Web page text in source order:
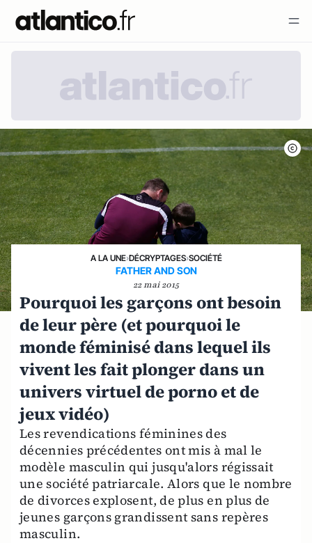
A LA UNE›DÉCRYPTAGES›SOCIÉTÉ
FATHER AND SON
22 mai 2015
Pourquoi les garçons ont besoin
de leur père (et pourquoi le
monde féminisé dans lequel ils
vivent les fait plonger dans un
univers virtuel de porno et de
jeux vidéo)
Les revendications féminines des
décennies précédentes ont mis à mal le
modèle masculin qui jusqu'alors régissait
une société patriarcale. Alors que le nombre
de divorces explosent, de plus en plus de
jeunes garçons grandissent sans repères
masculin.